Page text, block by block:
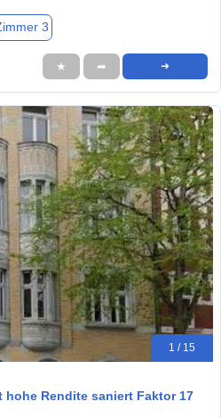
3
★ ➦ ➜
1 / 15
Rendite saniert Faktor 17